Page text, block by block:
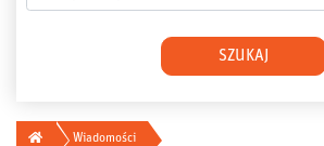
SZUKAJ
GłównaWiadomości